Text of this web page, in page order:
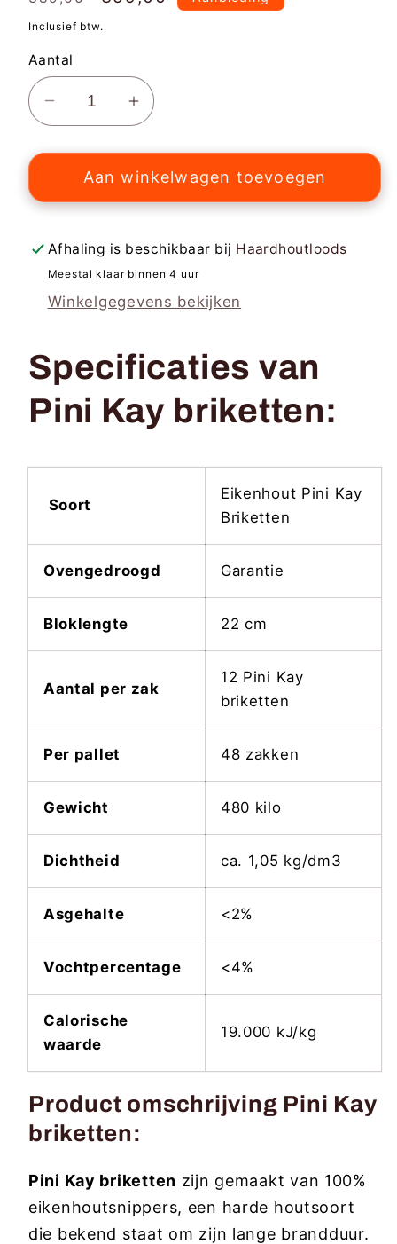
recensies
prijs
Inclusief btw.
Aantal
Aantal
verlagen
voor
Eikenhout
Pini
Briketten
48
zakken
Aantal
verhogen
voor
Eikenhout
Pini
Briketten
48
zakken
Aan winkelwagen toevoegen
Afhaling is beschikbaar bij Haardhoutloods
Meestal klaar binnen 4 uur
Winkelgegevens bekijken
Specificaties van
Pini Kay briketten:
Soort
Eikenhout Pini Kay
Briketten
Ovengedroogd Garantie
Bloklengte 22 cm
Aantal per zak
12 Pini Kay
briketten
Per pallet 48 zakken
Gewicht 480 kilo
Dichtheid ca. 1,05 kg/dm3
Asgehalte <2%
Vochtpercentage <4%
Calorische
waarde
19.000 kJ/kg
Product omschrijving Pini Kay
briketten:
Pini Kay briketten zijn gemaakt van 100%
eikenhoutsnippers, een harde houtsoort
die bekend staat om zijn lange brandduur.